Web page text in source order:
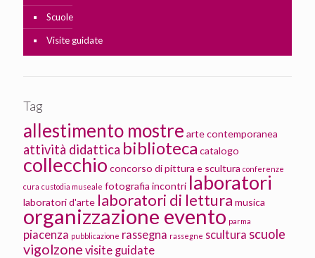
Scuole
Visite guidate
Tag
allestimento mostre arte contemporanea
attività didattica biblioteca catalogo
collecchio concorso di pittura e scultura conferenze
cura custodia museale fotografia incontri laboratori
laboratori d'arte laboratori di lettura musica
organizzazione evento parma
piacenza pubblicazione rassegna rassegne scultura scuole
vigolzone visite guidate